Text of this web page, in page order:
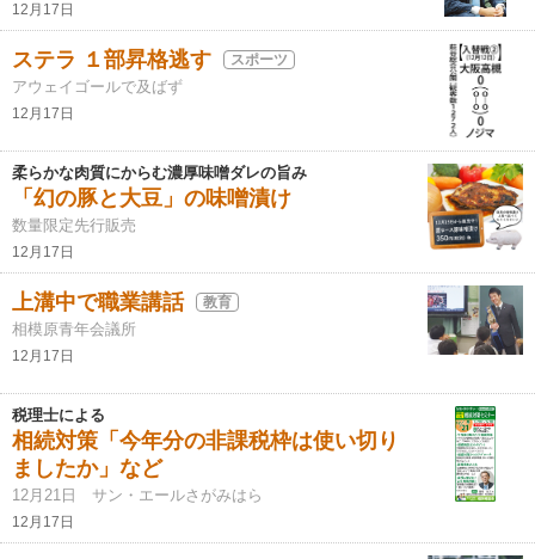
12月17日
ステラ １部昇格逃す スポーツ
アウェイゴールで及ばず
12月17日
柔らかな肉質にからむ濃厚味噌ダレの旨み
「幻の豚と大豆」の味噌漬け
数量限定先行販売
12月17日
上溝中で職業講話 教育
相模原青年会議所
12月17日
税理士による
相続対策「今年分の非課税枠は使い切り
ましたか」など
12月21日 サン・エールさがみはら
12月17日